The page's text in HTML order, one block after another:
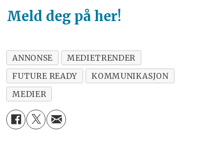
Meld deg på her!
ANNONSE
MEDIETRENDER
FUTURE READY
KOMMUNIKASJON
MEDIER